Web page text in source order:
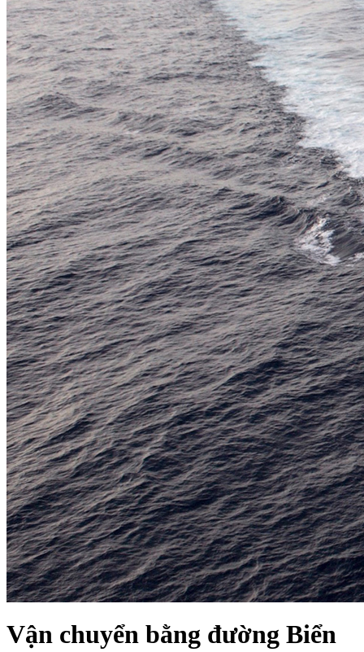
Vận chuyển bằng đường Biển